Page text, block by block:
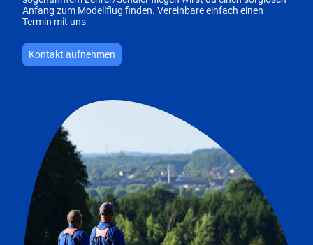
Anfang zum Modellflug finden. Vereinbare einfach einen
Termin mit uns
Kontakt aufnehmen